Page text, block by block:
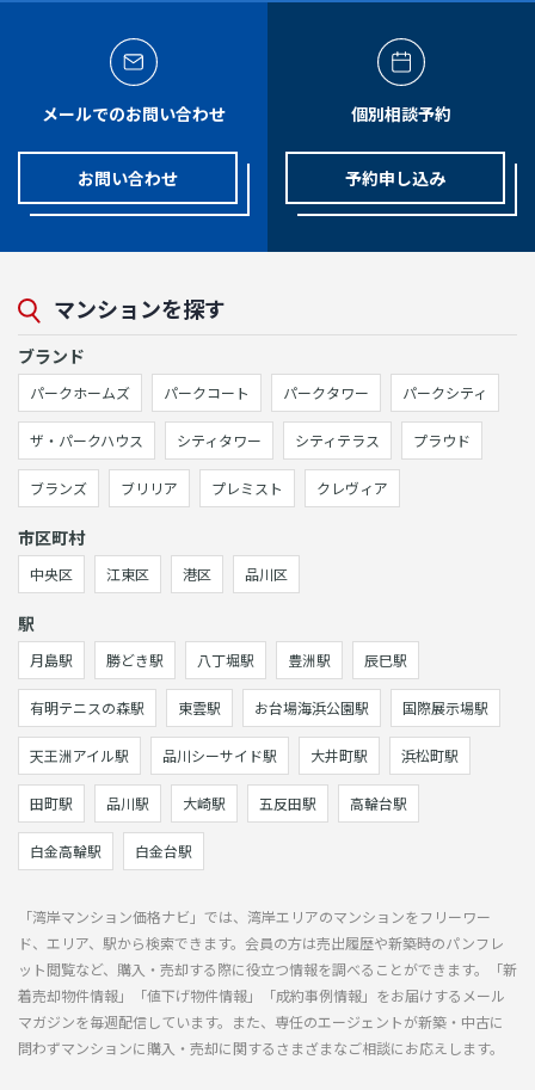
メールでのお問い合わせ
お問い合わせ
個別相談予約
予約申し込み
マンションを探す
ブランド
パークホームズ パークコート パークタワー パークシティ
ザ・パークハウス シティタワー シティテラス プラウド
ブランズ ブリリア プレミスト クレヴィア
市区町村
中央区 江東区 港区 品川区
駅
月島駅 勝どき駅 八丁堀駅 豊洲駅 辰巳駅
有明テニスの森駅 東雲駅 お台場海浜公園駅 国際展示場駅
天王洲アイル駅 品川シーサイド駅 大井町駅 浜松町駅
田町駅 品川駅 大崎駅 五反田駅 高輪台駅
白金高輪駅 白金台駅
「湾岸マンション価格ナビ」では、湾岸エリアのマンションをフリーワー
ド、エリア、駅から検索できます。会員の方は売出履歴や新築時のパンフレ
ット閲覧など、購入・売却する際に役立つ情報を調べることができます。「新
着売却物件情報」「値下げ物件情報」「成約事例情報」をお届けするメール
マガジンを毎週配信しています。また、専任のエージェントが新築・中古に
問わずマンションに購入・売却に関するさまざまなご相談にお応えします。